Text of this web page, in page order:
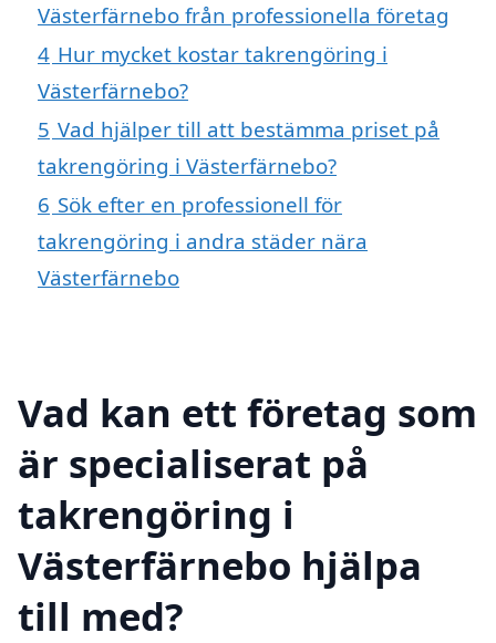
Västerfärnebo från professionella företag
4 Hur mycket kostar takrengöring i
Västerfärnebo?
5 Vad hjälper till att bestämma priset på
takrengöring i Västerfärnebo?
6 Sök efter en professionell för
takrengöring i andra städer nära
Västerfärnebo
Vad kan ett företag som
är specialiserat på
takrengöring i
Västerfärnebo hjälpa
till med?